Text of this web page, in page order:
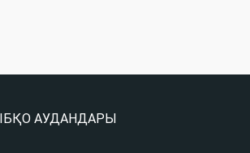
БҚО АУДАНДАРЫ